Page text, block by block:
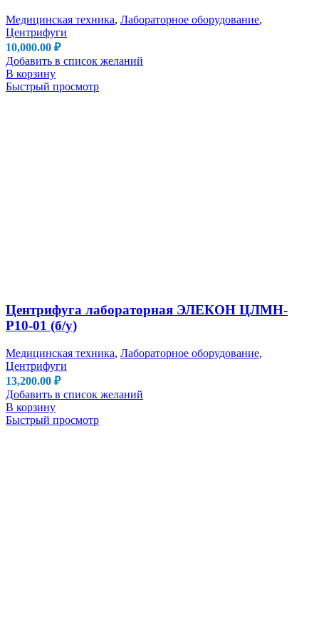
Медицинская техника, Лабораторное оборудование,
Центрифуги
10,000.00 ₽
Добавить в список желаний
В корзину
Быстрый просмотр
Центрифуга лабораторная ЭЛЕКОН ЦЛМН-
Р10-01 (б/у)
Медицинская техника, Лабораторное оборудование,
Центрифуги
13,200.00 ₽
Добавить в список желаний
В корзину
Быстрый просмотр